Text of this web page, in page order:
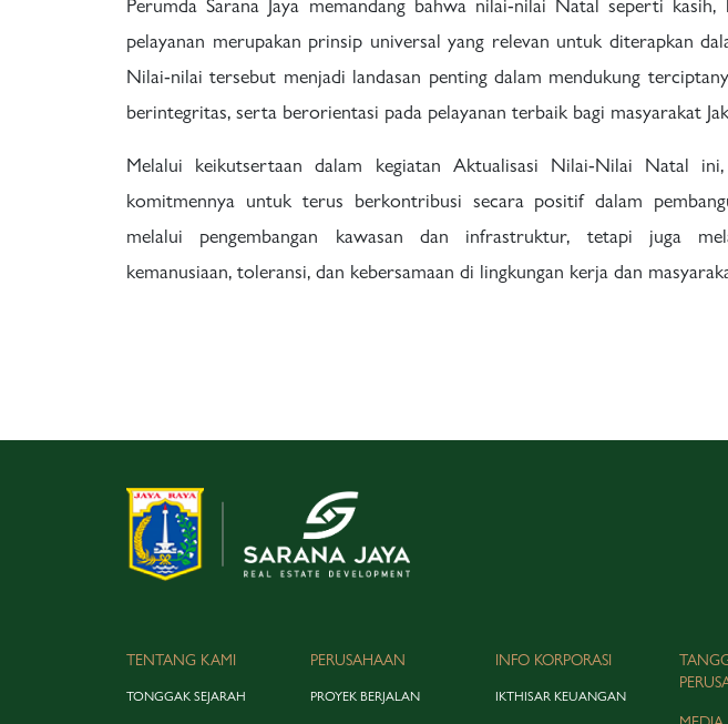
Perumda Sarana Jaya memandang bahwa nilai-nilai Natal seperti kasih,
pelayanan merupakan prinsip universal yang relevan untuk diterapkan
Nilai-nilai tersebut menjadi landasan penting dalam mendukung
berintegritas, serta berorientasi pada pelayanan terbaik bagi masyarakat
Melalui keikutsertaan dalam kegiatan Aktualisasi Nilai-Nilai Natal ini,
komitmennya untuk terus berkontribusi secara positif dalam
melalui pengembangan kawasan dan infrastruktur, tetapi juga
kemanusiaan, toleransi, dan kebersamaan di lingkungan kerja dan
TENTANG KAMI
TONGGAK SEJARAH
PERUSAHAAN
PROYEK BERJALAN
INFO KORPORASI
IKTHISAR KEUANGAN